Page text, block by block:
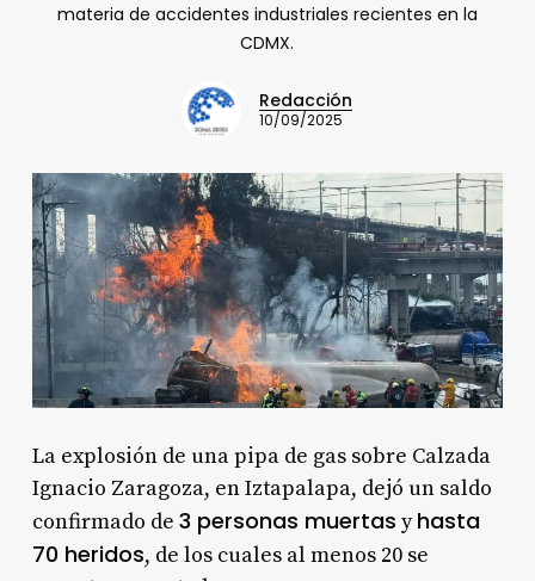
materia de accidentes industriales recientes en la
CDMX.
Redacción
10/09/2025
La explosión de una pipa de gas sobre Calzada
Ignacio Zaragoza, en Iztapalapa, dejó un saldo
confirmado de 3 personas muertas yhasta
70 heridos, de los cuales al menos 20 se